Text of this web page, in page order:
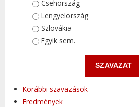
Választások
Csehország
Lengyelország
Szlovákia
Egyik sem.
Korábbi szavazások
Eredmények